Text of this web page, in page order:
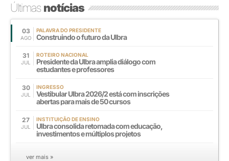
Últimasnotícias
03
AGO
PALAVRA DO PRESIDENTE
Construindo o futuro da Ulbra
31
JUL
ROTEIRO NACIONAL
Presidente da Ulbra amplia diálogo com
estudantes e professores
30
JUL
INGRESSO
Vestibular Ulbra 2026/2 está com inscrições
abertas para mais de 50 cursos
27
JUL
INSTITUIÇÃO DE ENSINO
Ulbra consolida retomada com educação,
investimentos e múltiplos projetos
ver mais »